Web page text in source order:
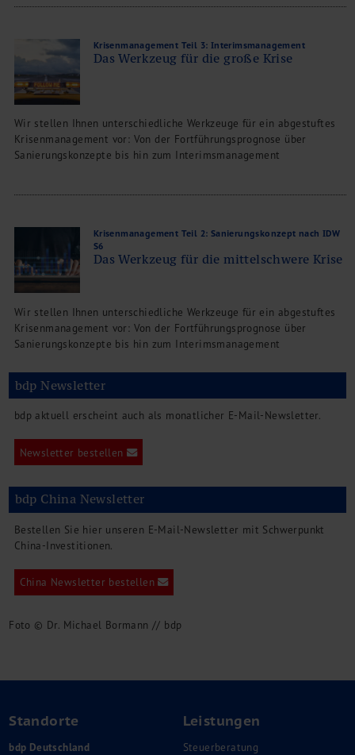
Krisenmanagement Teil 3: Interimsmanagement
Das Werkzeug für die große Krise
Wir stellen Ihnen unterschiedliche Werkzeuge für ein abgestuftes
Krisenmanagement vor: Von der Fortführungsprognose über
Sanierungskonzepte bis hin zum Interimsmanagement
Krisenmanagement Teil 2: Sanierungskonzept nach IDW
S6
Das Werkzeug für die mittelschwere Krise
Wir stellen Ihnen unterschiedliche Werkzeuge für ein abgestuftes
Krisenmanagement vor: Von der Fortführungsprognose über
Sanierungskonzepte bis hin zum Interimsmanagement
bdp Newsletter
bdp aktuell erscheint auch als monatlicher E-Mail-Newsletter.
Newsletter bestellen
bdp China Newsletter
Bestellen Sie hier unseren E-Mail-Newsletter mit Schwerpunkt
China-Investitionen.
China Newsletter bestellen
Foto © Dr. Michael Bormann // bdp
Standorte
bdp Deutschland
Leistungen
Steuerberatung